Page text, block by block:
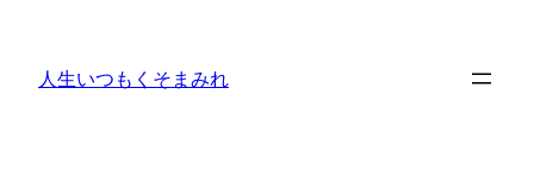
人生いつもくそまみれ